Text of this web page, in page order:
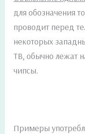
для обозначения
проводит перед
некоторых
ТВ, обычно лежат
чипсы.
Примеры